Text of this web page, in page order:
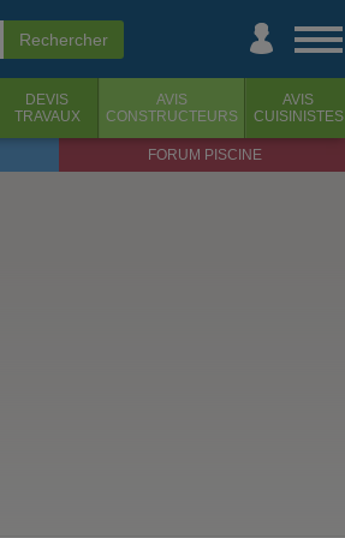
DEVIS
TRAVAUX
AVIS
CONSTRUCTEURS
AVIS
CUISINISTES
FORUM PISCINE